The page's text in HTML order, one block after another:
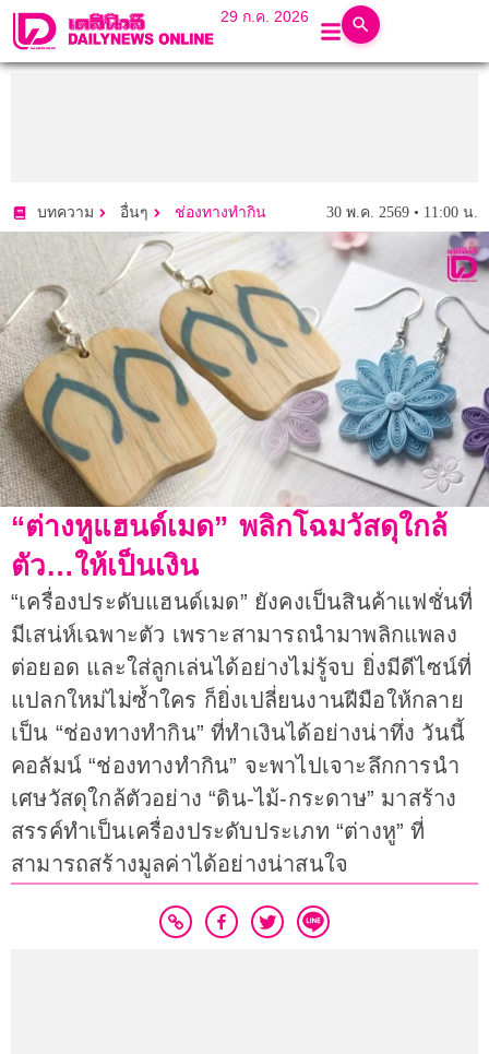
29 ก.ค. 2026
บทความ อื่นๆ ช่องทางทำกิน 30 พ.ค. 2569 • 11:00 น.
“ต่างหูแฮนด์เมด” พลิกโฉมวัสดุใกล้
ตัว…ให้เป็นเงิน
“เครื่องประดับแฮนด์เมด” ยังคงเป็นสินค้าแฟชั่นที่
มีเสน่ห์เฉพาะตัว เพราะสามารถนำมาพลิกแพลง
ต่อยอด และใส่ลูกเล่นได้อย่างไม่รู้จบ ยิ่งมีดีไซน์ที่
แปลกใหม่ไม่ซ้ำใคร ก็ยิ่งเปลี่ยนงานฝีมือให้กลาย
เป็น “ช่องทางทำกิน” ที่ทำเงินได้อย่างน่าทึ่ง วันนี้
คอลัมน์ “ช่องทางทำกิน” จะพาไปเจาะลึกการนำ
เศษวัสดุใกล้ตัวอย่าง “ดิน-ไม้-กระดาษ” มาสร้าง
สรรค์ทำเป็นเครื่องประดับประเภท “ต่างหู” ที่
สามารถสร้างมูลค่าได้อย่างน่าสนใจ